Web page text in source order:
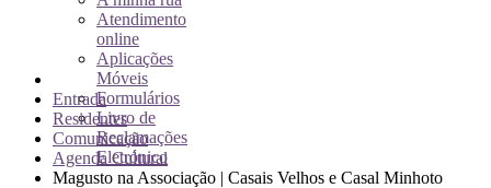
Atendimento
online
Aplicações
Móveis
Formulários
Livro de
Reclamações
Eletrónico
Entrada
Residentes
Comunicação
Agenda Cultural
Magusto na Associação | Casais Velhos e Casal Minhoto